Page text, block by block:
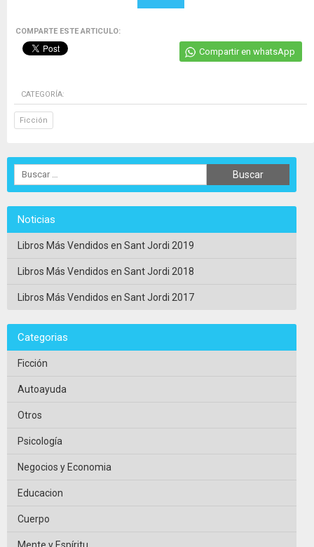
COMPARTE ESTE ARTICULO:
Compartir en whatsApp
CATEGORÍA:
Ficción
Noticias
Libros Más Vendidos en Sant Jordi 2019
Libros Más Vendidos en Sant Jordi 2018
Libros Más Vendidos en Sant Jordi 2017
Categorias
Ficción
Autoayuda
Otros
Psicología
Negocios y Economia
Educacion
Cuerpo
Mente y Espíritu